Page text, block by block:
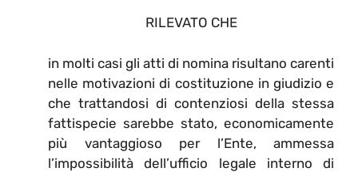
RILEVATO CHE
in molti casi gli atti di nomina risultano carenti
nelle motivazioni di costituzione in giudizio e
che trattandosi di contenziosi della stessa
fattispecie sarebbe stato, economicamente
più vantaggioso per l’Ente, ammessa
l’impossibilità dell’ufficio legale interno di